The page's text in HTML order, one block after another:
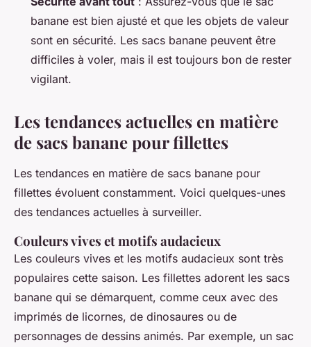
banane est bien ajusté et que les objets de valeur
sont en sécurité. Les sacs banane peuvent être
difficiles à voler, mais il est toujours bon de rester
vigilant.
Les tendances actuelles en matière
de sacs banane pour fillettes
Les tendances en matière de sacs banane pour
fillettes évoluent constamment. Voici quelques-unes
des tendances actuelles à surveiller.
Couleurs vives et motifs audacieux
Les couleurs vives et les motifs audacieux sont très
populaires cette saison. Les fillettes adorent les sacs
banane qui se démarquent, comme ceux avec des
imprimés de licornes, de dinosaures ou de
personnages de dessins animés. Par exemple, un sac